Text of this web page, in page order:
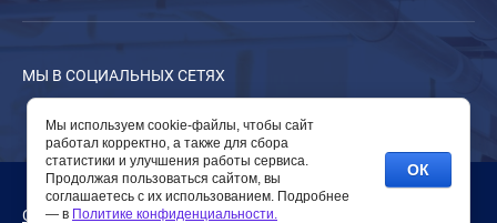
МЫ В СОЦИАЛЬНЫХ СЕТЯХ
Создание сайта Москва megagroup.ru
Мы используем cookie-файлы, чтобы сайт
работал корректно, а также для сбора
статистики и улучшения работы сервиса.
Продолжая пользоваться сайтом, вы
соглашаетесь с их использованием. Подробнее
— в Политике конфиденциальности.
ОК